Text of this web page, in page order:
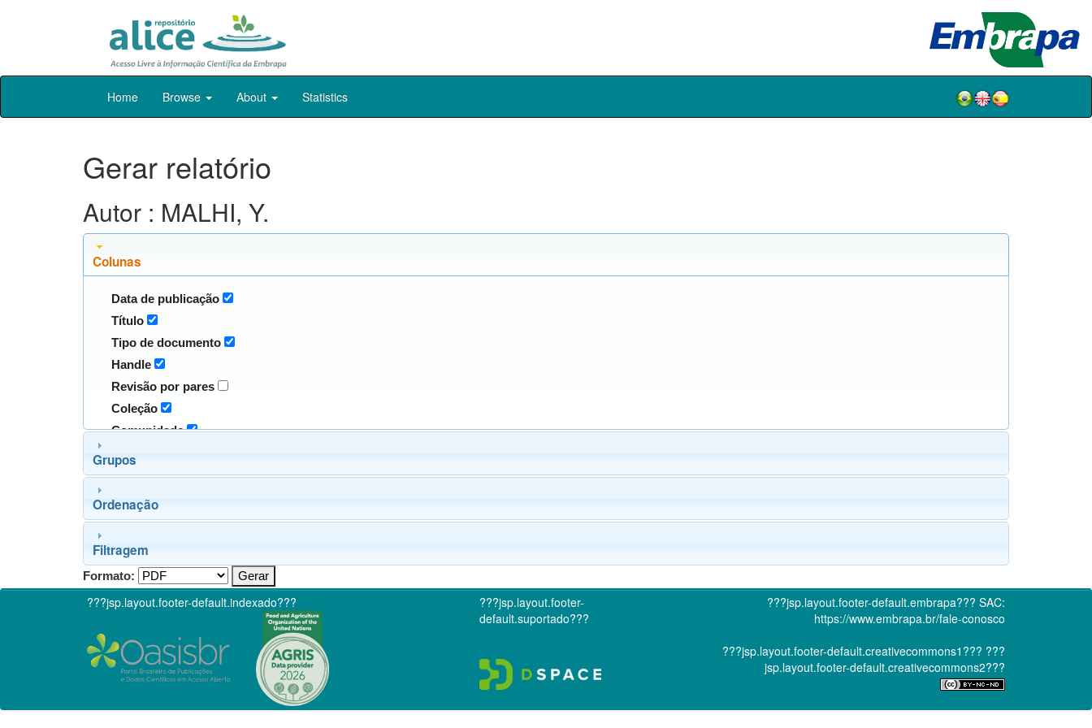
Skip
Home Browse About Statistics
Gerar relatório
Autor : MALHI, Y.
Colunas
Data de publicação
Título
Tipo de documento
Handle
Revisão por pares
Coleção
Comunidade
Grupos
Ordenação
Filtragem
Formato:
???jsp.layout.footer-default.indexado???
???jsp.layout.footer-
default.suportado???
???jsp.layout.footer-default.embrapa??? SAC:
https://www.embrapa.br/fale-conosco
???jsp.layout.footer-default.creativecommons1??? ???
jsp.layout.footer-default.creativecommons2???